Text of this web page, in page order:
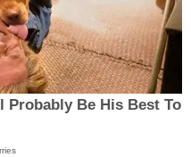
Probably Be His Best To